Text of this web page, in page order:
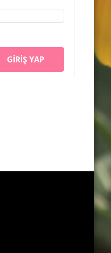
GIRIŞ YAP